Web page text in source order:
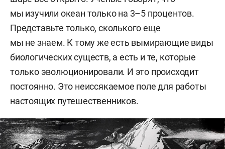
мы изучили океан только на 3–5 процентов.
Представьте только, сколького еще
мы не знаем. К тому же есть вымирающие виды
биологических существ, а есть и те, которые
только эволюционировали. И это происходит
постоянно. Это неиссякаемое поле для работы
настоящих путешественников.